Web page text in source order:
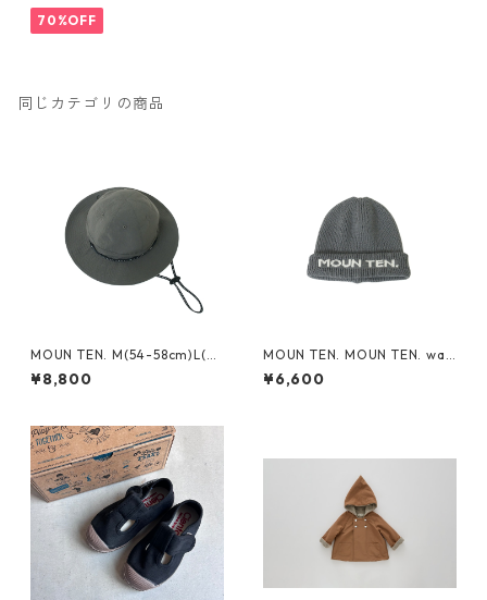
70%OFF
同じカテゴリの商品
MOUN TEN. M(54-58cm)L(~6
0cm) reversible adventure
hat (re-nylon) [MA78-1957
¥8,800
MOUN TEN. MOUN TEN. wat
ch cap [MA74-1958a]
¥6,600